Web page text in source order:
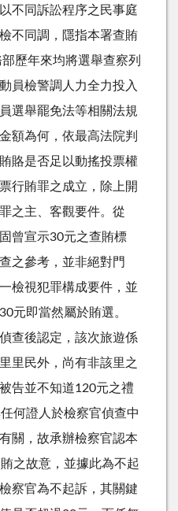
不同訴訟程序之民事庭
不同調，隱指本署查賄
歷年來均將選舉查察列
員檢警調人力全力投入
選舉罷免法等相關法規
額為何，依最高法院判
賂是否足以動搖投票權
行賄罪之成立，除上開
之主、客觀要件。從
曾宣示30元之查賄標
之參考，並非絕對門
檢視犯罪構成要件，並
元即當然屬於賄選。
查後認定，該次旅遊係
里民外，尚有非該里之
告並不知道120元之禮
何證人於檢察官偵查中
關，故承辦檢察官認本
之故意，並據此為不起
察官為不起訴，其關鍵